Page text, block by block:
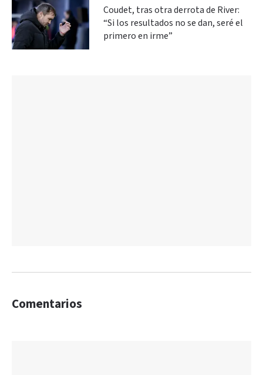
Coudet, tras otra derrota de River:
“Si los resultados no se dan, seré el
primero en irme”
Comentarios